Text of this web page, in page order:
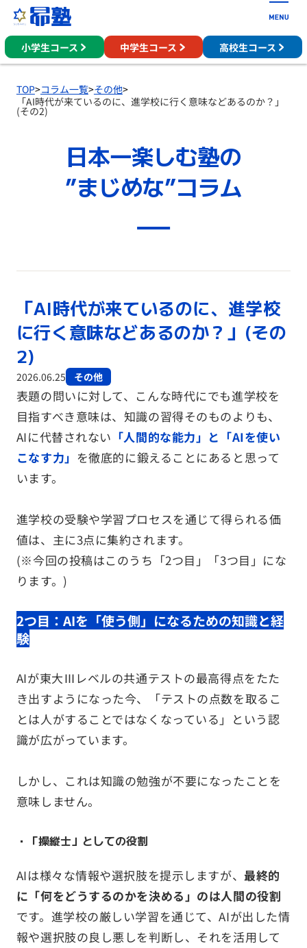
小学生コース 中学生コース 高校生コース
TOP>コラム一覧>その他>
「AI時代が来ているのに、進学校に行く意味などあるのか？」
(その2)
日本一楽しむ塾の
”まじめな”コラム
「AI時代が来ているのに、進学校
に行く意味などあるのか？」(その
2)
2026.06.25 その他
表題の問いに対して、こんな時代にでも進学校を
目指すべき意味は、知識の習得そのものよりも、
AIに代替されない 「人間的な能力」と「AIを使い
こなす力」 を徹底的に鍛えることにあると思って
います。
進学校の受験や学習プロセスを通じて得られる価
値は、主に3点に集約されます。
(※今回の投稿はこのうち「2つ目」「3つ目」にな
ります。)
2つ目：AIを「使う側」になるための知識と経
験
AIが東大Ⅲレベルの共通テストの最高得点をたた
き出すようになった今、「テストの点数を取るこ
とは人がすることではなくなっている」という認
識が広がっています。
しかし、これは知識の勉強が不要になったことを
意味しません。
・「操縦士」としての役割
AIは様々な情報や選択肢を提示しますが、最終的
に「何をどうするのかを決める」のは人間の役割
です。進学校の厳しい学習を通じて、AIが出した情
報や選択肢の良し悪しを判断し、それを活用して